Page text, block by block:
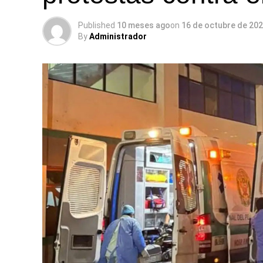
Published 10 meses agoon 16 de octubre de
ByAdministrador